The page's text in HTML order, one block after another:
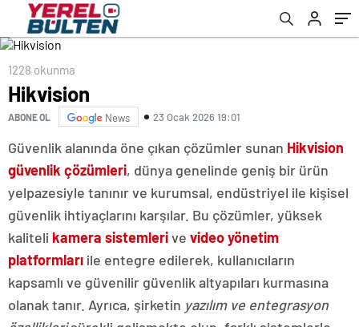
1228 okunma
Hikvision
ABONE OL News 23 Ocak 2026 19:01
Güvenlik alanında öne çıkan çözümler sunan Hikvision
güvenlik çözümleri, dünya genelinde geniş bir ürün
yelpazesiyle tanınır ve kurumsal, endüstriyel ile kişisel
güvenlik ihtiyaçlarını karşılar. Bu çözümler, yüksek
kaliteli kamera sistemlerive video yönetim
platformları ile entegre edilerek, kullanıcıların
kapsamlı ve güvenilir güvenlik altyapıları kurmasına
olanak tanır. Ayrıca, şirketin yazılım ve entegrasyon